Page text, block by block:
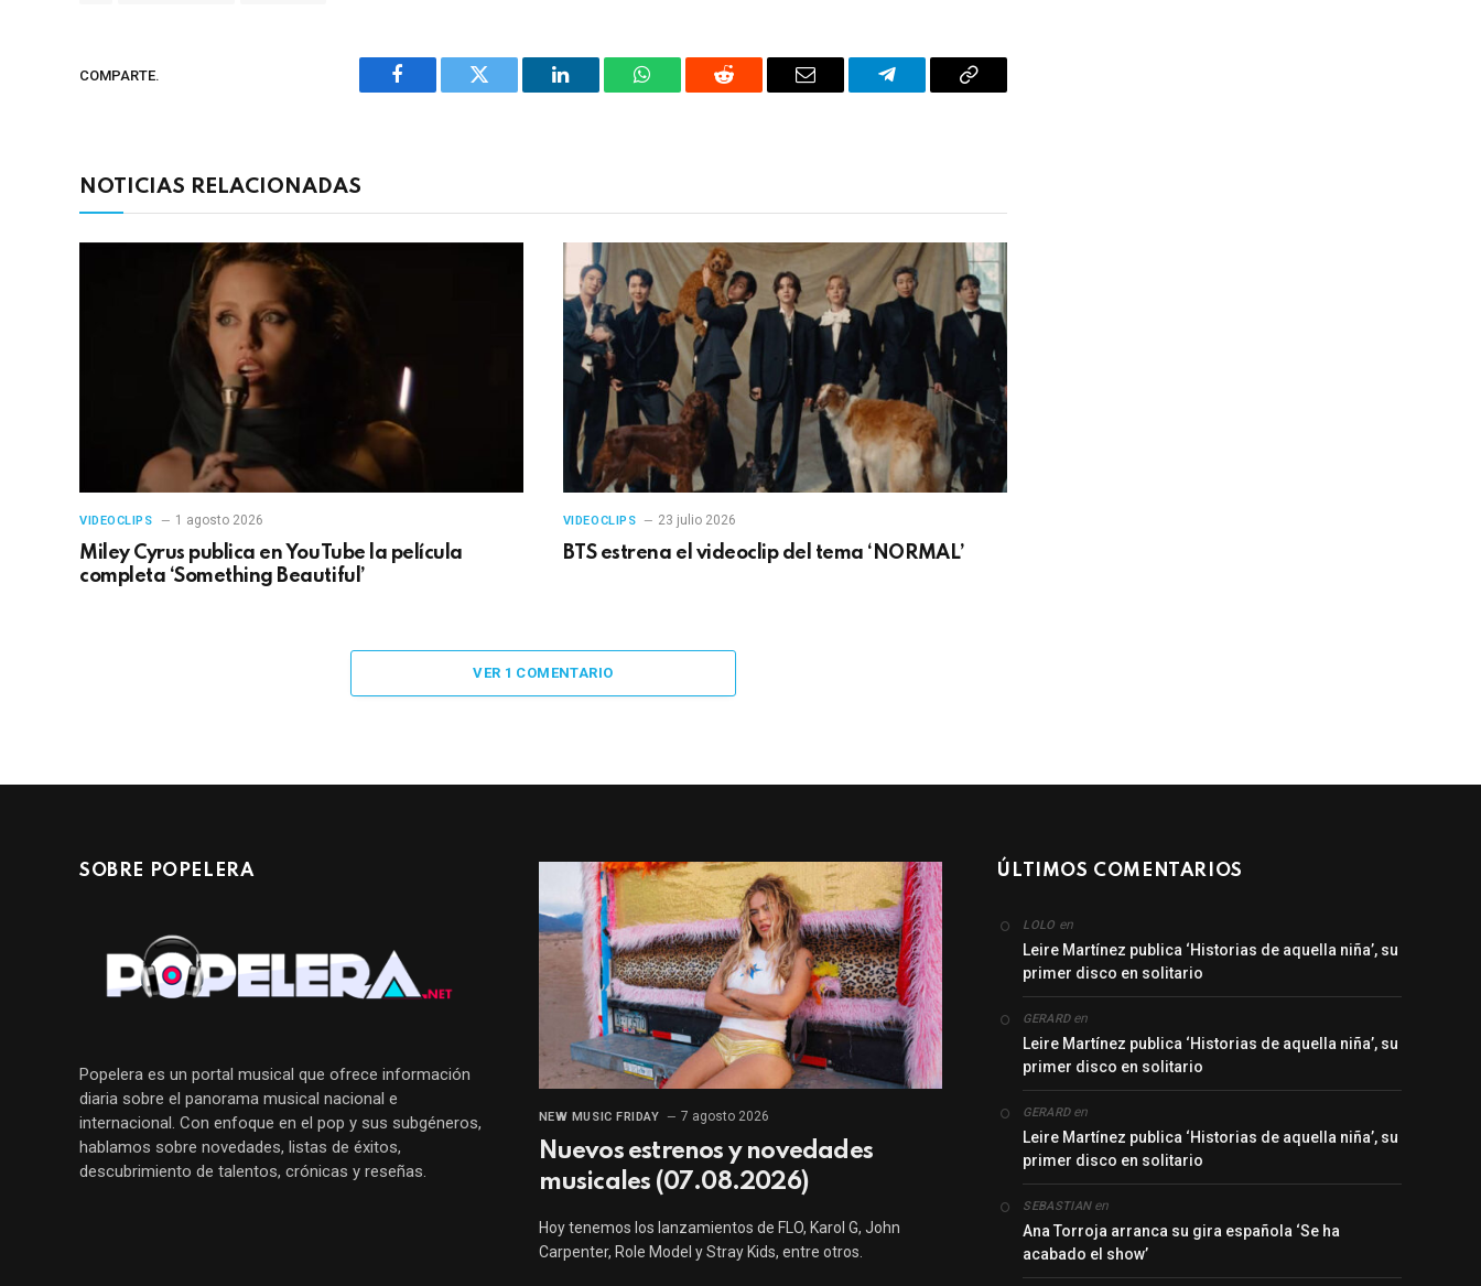
COMPARTE.
Facebook Twitter LinkedIn WhatsAppReddit
Correo
TelegramaCopiar
NOTICIAS RELACIONADAS
VIDEOCLIPS 1 agosto 2026
Miley Cyrus publica en YouTube la película
completa ‘Something Beautiful’
VIDEOCLIPS 23 julio 2026
BTS estrena el videoclip del tema ‘NORMAL’
VER 1 COMENTARIO
SOBRE POPELERA
Popelera es un portal musical que ofrece información
diaria sobre el panorama musical nacional e
internacional. Con enfoque en el pop y sus subgéneros,
hablamos sobre novedades, listas de éxitos,
descubrimiento de talentos, crónicas y reseñas.
NEW MUSIC FRIDAY 7 agosto 2026
Nuevos estrenos y novedades
musicales (07.08.2026)
Hoy tenemos los lanzamientos de FLO, Karol G, John
Carpenter, Role Model y Stray Kids, entre otros.
ÚLTIMOS COMENTARIOS
LOLO en
Leire Martínez publica ‘Historias de aquella niña’, su
primer disco en solitario
GERARDen
Leire Martínez publica ‘Historias de aquella niña’, su
primer disco en solitario
GERARDen
Leire Martínez publica ‘Historias de aquella niña’, su
primer disco en solitario
SEBASTIANen
Ana Torroja arranca su gira española ‘Se ha
acabado el show’